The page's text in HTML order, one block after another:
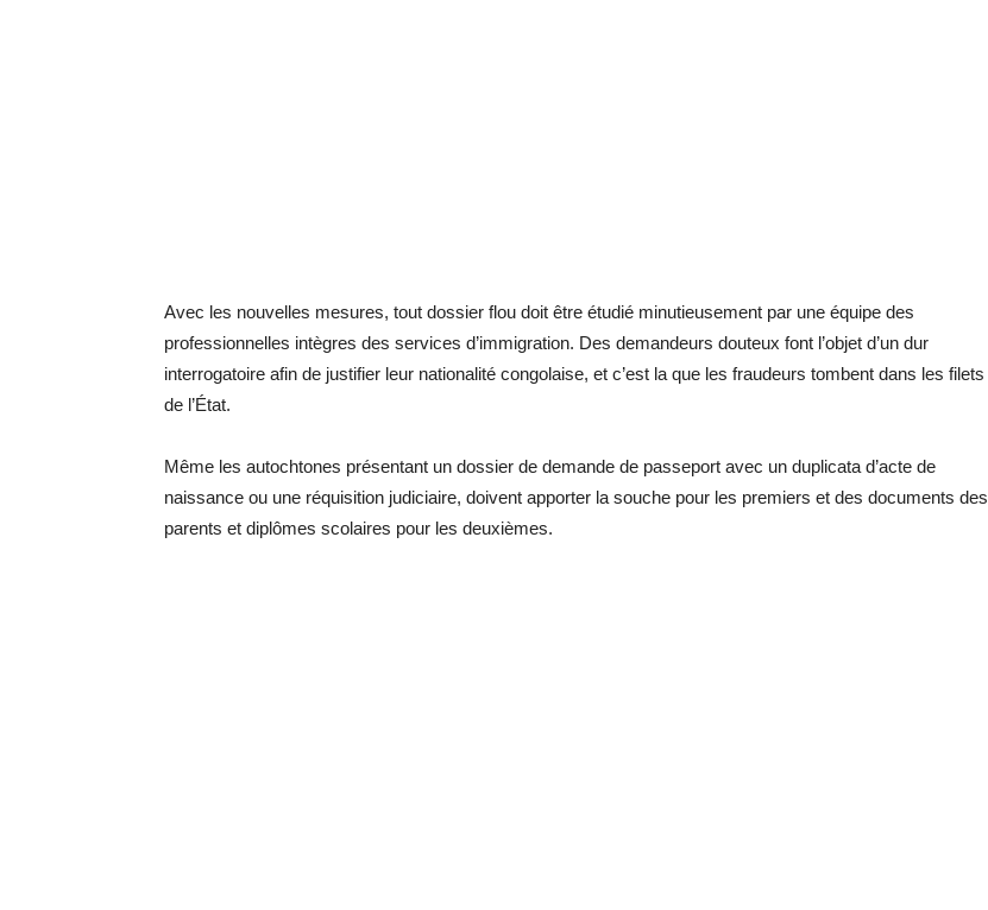
Avec les nouvelles mesures, tout dossier flou doit être étudié minutieusement par une équipe des
professionnelles intègres des services d’immigration. Des demandeurs douteux font l’objet d’un dur
interrogatoire afin de justifier leur nationalité congolaise, et c’est la que les fraudeurs tombent dans les filets
de l’État.
Même les autochtones présentant un dossier de demande de passeport avec un duplicata d’acte de
naissance ou une réquisition judiciaire, doivent apporter la souche pour les premiers et des documents des
parents et diplômes scolaires pour les deuxièmes.